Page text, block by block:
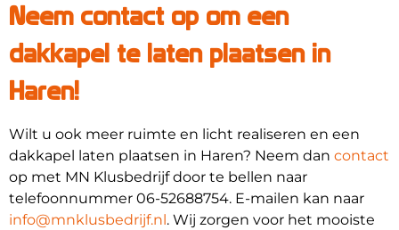
Neem contact op om een
dakkapel te laten plaatsen in
Haren!
Wilt u ook meer ruimte en licht realiseren en een
dakkapel laten plaatsen in Haren? Neem dan contact
op met MN Klusbedrijf door te bellen naar
telefoonnummer 06-52688754. E-mailen kan naar
info@mnklusbedrijf.nl . Wij zorgen voor het mooiste